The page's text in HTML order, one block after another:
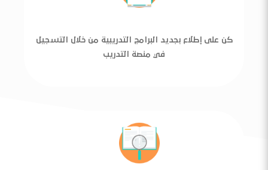
كن على إطلاع بجديد البرامج التدريبية من خلال التسجيل
في منصة التدريب